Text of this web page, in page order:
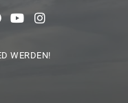
WERDEN!